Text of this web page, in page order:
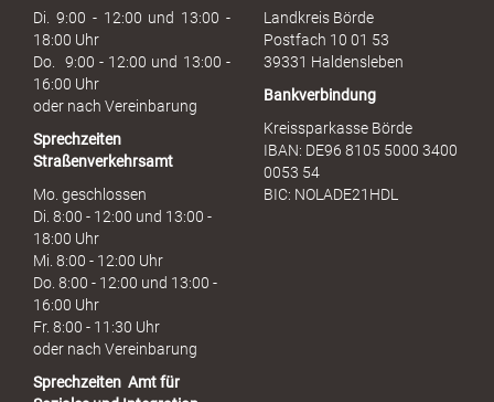
u
h
Di. 9:00 - 12:00 und 13:00 -
18:00 Uhr
Do. 9:00 - 12:00 und 13:00 -
16:00 Uhr
oder nach Vereinbarung
Sprechzeiten
Straßenverkehrsamt
Mo. geschlossen
Di. 8:00 - 12:00 und 13:00 -
18:00 Uhr
Mi. 8:00 - 12:00 Uhr
Do. 8:00 - 12:00 und 13:00 -
16:00 Uhr
Fr. 8:00 - 11:30 Uhr
oder nach Vereinbarung
Sprechzeiten Amt für
Landkreis Börde
Postfach 10 01 53
39331 Haldensleben
Bankverbindung
Kreissparkasse Börde
IBAN: DE96 8105 5000 3400
0053 54
BIC: NOLADE21HDL